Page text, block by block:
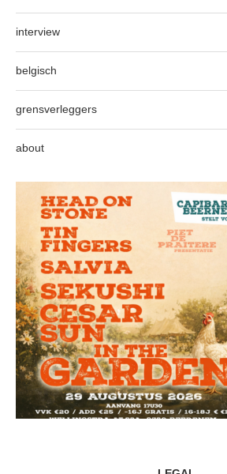
interview
belgisch
grensverleggers
about